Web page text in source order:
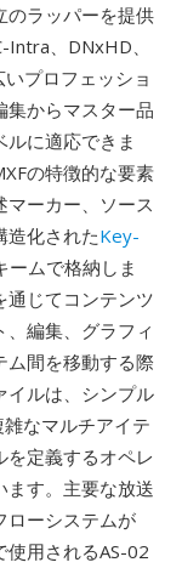
のラッパーを提供
Intra、DNxHD、
プロフェッショ
集からマスター品
に適応できま
の特徴的な要素
ーカー、ソース
造化されたKey-
ームで格納しま
通じてコンテンツ
編集、グラフィ
ム間を移動する際
イルは、シンプル
なマルチアイテ
定義するオペレ
ます。主要な放送
ローシステムが
使用されるAS-02